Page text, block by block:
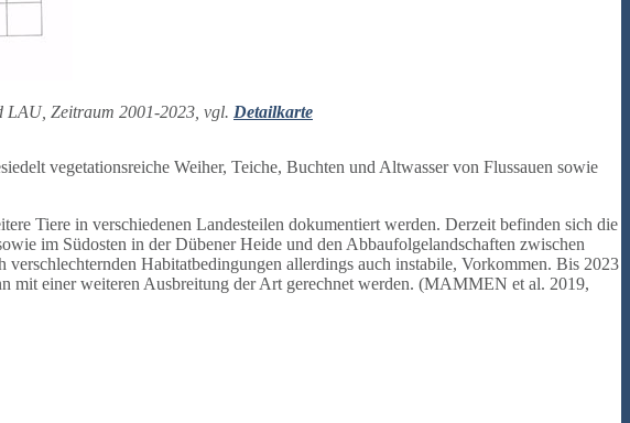
LAU, Zeitraum 2001-2023, vgl. Detailkarte
vegetationsreiche Weiher, Teiche, Buchten und Altwasser von Flussauen sowie
Tiere in verschiedenen Landesteilen dokumentiert werden. Derzeit befinden sich die
im Südosten in der Dübener Heide und den Abbaufolgelandschaften zwischen
Habitatbedingungen allerdings auch instabile, Vorkommen. Bis 2023
mit einer weiteren Ausbreitung der Art gerechnet werden. (MAMMEN et al. 2019,